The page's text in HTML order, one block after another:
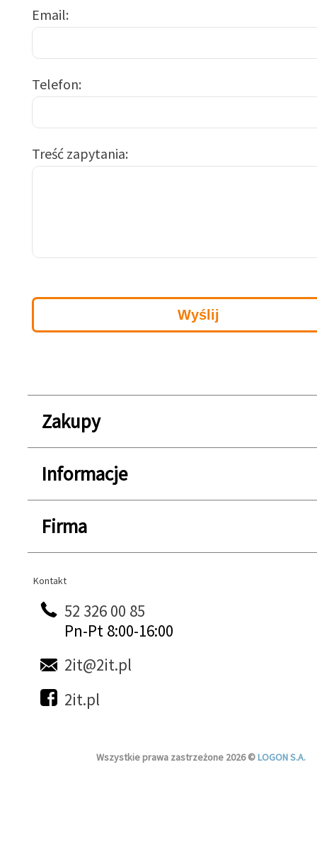
Email
Telefon
Treść zapytania
Zakupy
Informacje
Firma
Kontakt
Kontakt
52 326 00 85
Pn-Pt 8:00-16:00
2it@2it.pl
2it.pl
Wszystkie prawa zastrzeżone 2026 ©LOGON S.A.